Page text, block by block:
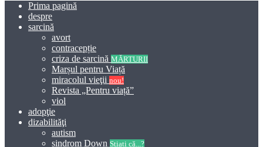
Prima pagină
despre
sarcină
avort
contracepție
criza de sarcină MĂRTURII
Marșul pentru Viață
miracolul vieţii nou!
Revista „Pentru viață”
viol
adopţie
dizabilităţi
autism
sindrom Down Știați că...?